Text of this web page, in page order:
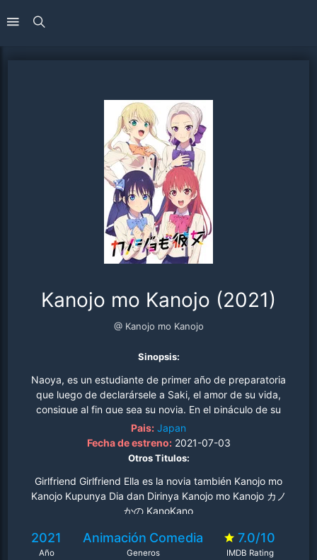
Kanojo mo Kanojo (2021)
@ Kanojo mo Kanojo
Sinopsis:
Naoya, es un estudiante de primer año de preparatoria
que luego de declarársele a Saki, el amor de su vida,
consigue al fin que sea su novia. En el pináculo de su
felicidad, Naoya es llamado por otra hermosa chica,
Nagisa. Quien repentinamente le insiste a Naoya que
salga con ella, declarándole su amor. ¡La gran
Naoya, quien se ve forzado a tomar una decisión!.
Pais: Japan
Fecha de estreno:2021-07-03
Otros Titulos:
Girlfriend Girlfriend Ella es la novia también Kanojo mo
Kanojo Kupunya Dia dan Dirinya Kanojo mo Kanojo カノ
かの KanoKano
2021
Año
Animación Comedia
Generos
7.0/10
IMDB Rating